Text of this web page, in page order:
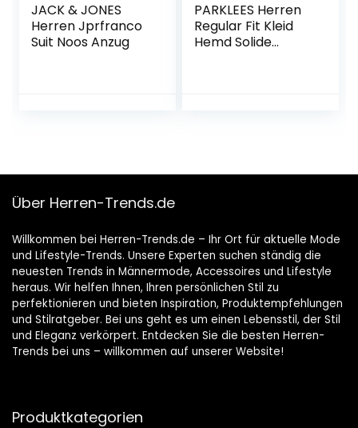
JACK & JONES
Herren Jprfranco
Suit Noos Anzug
PARKLEES Herren
Regular Fit Kleid
Hemd Solide
Über Herren-Trends.de
Willkommen bei Herren-Trends.de – Ihr Ort für aktuelle Mode
und Lifestyle-Trends. Unsere Experten suchen ständig die
neuesten Trends in Männermode, Accessoires und Lifestyle
heraus. Wir helfen Ihnen, Ihren persönlichen Stil zu
perfektionieren und bieten Inspiration, Produktempfehlungen
und Stilratgeber. Bei uns geht es um einen Lebensstil, der Stil
und Eleganz verkörpert. Entdecken Sie die besten Herren-
Trends bei uns – willkommen auf unserer Website!
Produktkategorien